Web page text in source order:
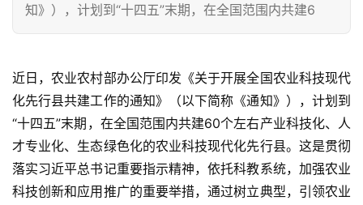
知》），计划到“十四五”末期，在全国范围内共建6
近日，农业农村部办公厅印发《关于开展全国农业科技现代
化先行县共建工作的通知》（以下简称《通知》），计划到
“十四五”末期，在全国范围内共建60个左右产业科技化、人
才专业化、生态绿色化的农业科技现代化先行县。这是贯彻
落实习近平总书记重要指示精神，依托科教系统，加强农业
科技创新和应用推广的重要举措，通过树立典型，引领农业